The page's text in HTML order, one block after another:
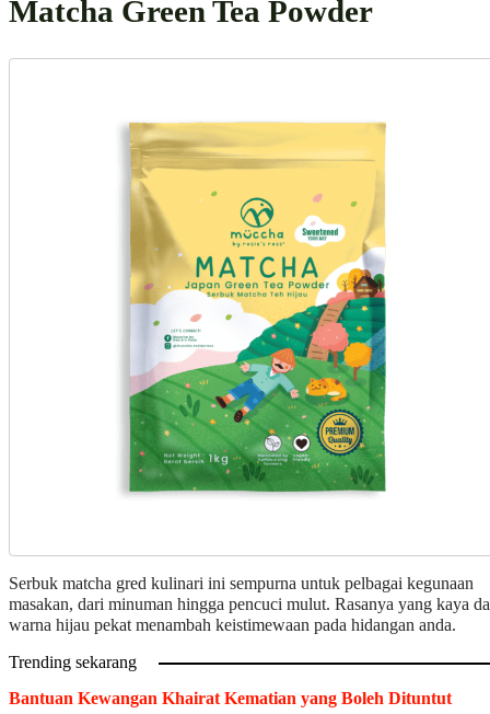
Matcha Green Tea Powder
Serbuk matcha gred kulinari ini sempurna untuk pelbagai kegunaan
masakan, dari minuman hingga pencuci mulut. Rasanya yang kaya
warna hijau pekat menambah keistimewaan pada hidangan anda.
Trending sekarang
Bantuan Kewangan Khairat Kematian yang Boleh Dituntut